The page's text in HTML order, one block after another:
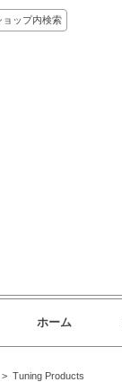
ョップ内検索
ホーム
> Tuning Products